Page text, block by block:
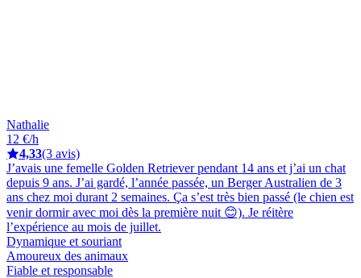
Nathalie
12 €/h
4,33(3 avis)
J’avais une femelle Golden Retriever pendant 14 ans et j’ai un chat
depuis 9 ans. J’ai gardé, l’année passée, un Berger Australien de 3
ans chez moi durant 2 semaines. Ça s’est très bien passé (le chien est
venir dormir avec moi dès la première nuit 😊). Je réitère
l’expérience au mois de juillet.
Dynamique et souriant
Amoureux des animaux
Fiable et responsable